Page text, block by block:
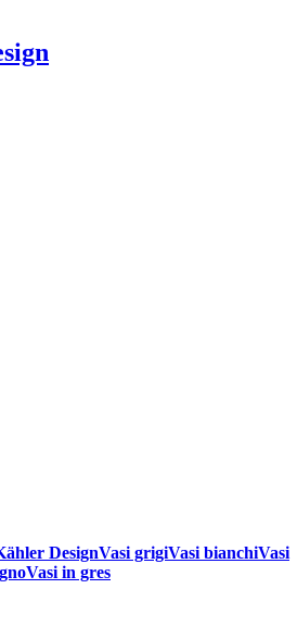
DesignVasi grigiVasi bianchiVasi
Vasi in gres